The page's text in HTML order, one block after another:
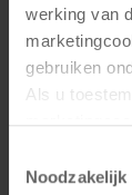
werking van
gebruiken
Als u
analyse,
Noodzakelijk
Bekijk
kabelgoot,
Wit
Op voorraad
€ 85,00